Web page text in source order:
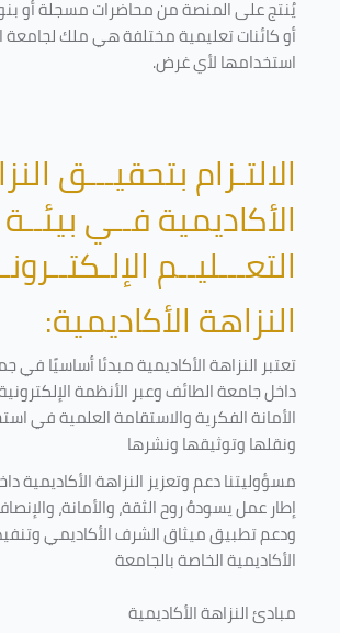
يُنتج على المنصة من محاضرات مسجلة أو
أو كائنات تعليمية مختلفة هي ملك
استخدامها لأي غرض.
الالتـزام بتحقيـــق
الأكاديمية فــي بيئــة
التعـــليــم
النزاهة الأكاديمية:
تعتبر النزاهة الأكاديمية مبدئا أساسيًا في
داخل جامعة الطائف وعبر الأنظمة
الأمانة الفكرية والاستقامة العلمية في
ونقلها وتوثيقها ونشرها
مسؤوليتنا دعم وتعزيز النزاهة الأكاديمية
إطار عمل يسودهُ روح الثقة، والأمانة،
ودعم تطبيق ميثاق الشرف الأكاديمي
الأكاديمية الخاصة بالجامعة
مبادئ النزاهة الأكاديمية